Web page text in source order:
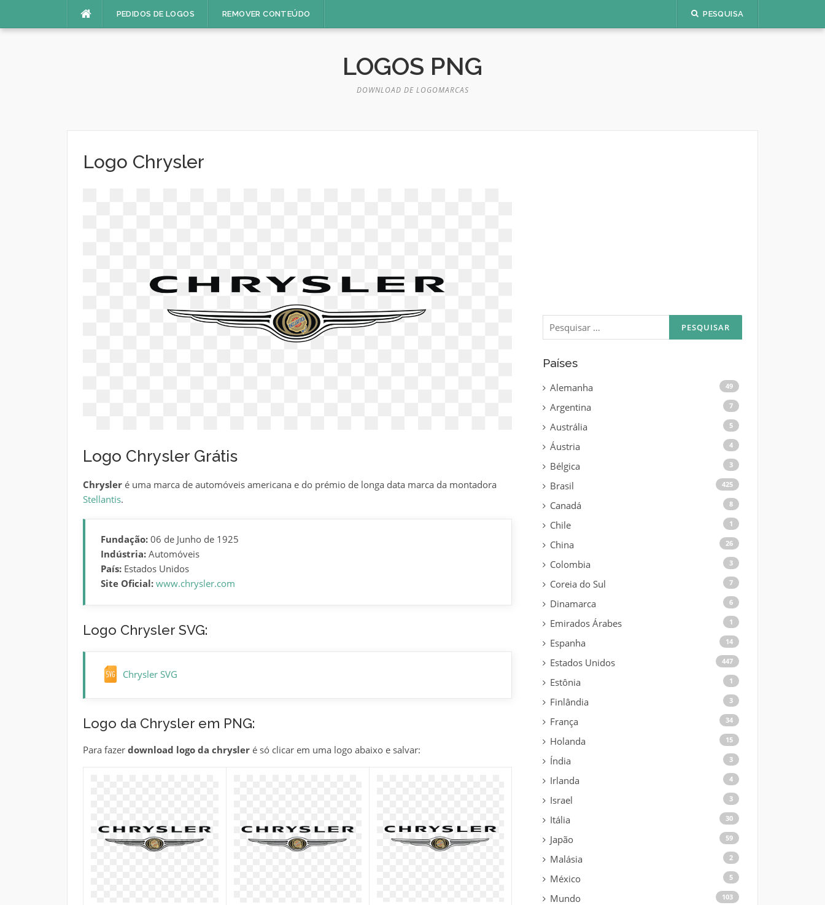
PEDIDOS DE LOGOS REMOVER CONTEÚDO PESQUISA
LOGOS PNG
DOWNLOAD DE LOGOMARCAS
Logo Chrysler
Logo Chrysler Grátis
Chrysleré uma marca de automóveis americana e do prémio de longa data marca da montadora
Stellantis.
Fundação:06 de Junho de 1925
Indústria:Automóveis
País:Estados Unidos
Site Oficial: www.chrysler.com
Logo Chrysler SVG:
Chrysler SVG
Logo da Chrysler em PNG:
Para fazer download logo da chrysleré só clicar em uma logo abaixo e salvar:
Pesquisar
por:
Países
Alemanha 49
Argentina 7
Austrália 5
Áustria 4
Bélgica 3
Brasil 425
Canadá 8
Chile 1
China 26
Colombia 3
Coreia do Sul 7
Dinamarca 6
Emirados Árabes 1
Espanha 14
Estados Unidos 447
Estônia 1
Finlândia 3
França 34
Holanda 15
Índia 3
Irlanda 4
Israel 3
Itália 30
Japão 59
Malásia 2
México 5
Mundo 103